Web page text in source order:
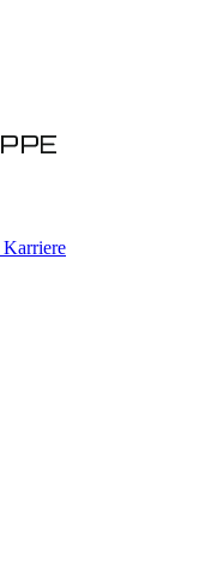
Karriere